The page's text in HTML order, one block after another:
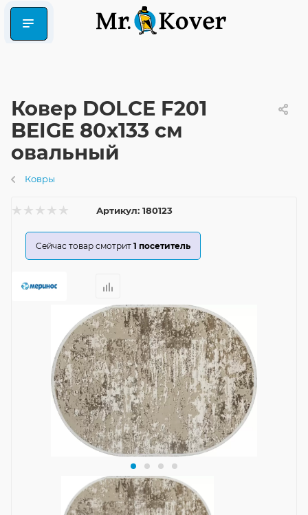
Ковер DOLCE F201
BEIGE 80x133 см
овальный
Ковры
Артикул: 180123
Сейчас товар смотрит 1 посетитель